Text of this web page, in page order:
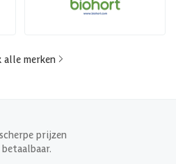
alle merken
prijzen